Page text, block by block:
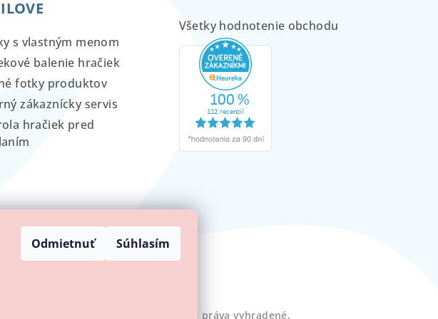
Odmietnuť Súhlasím
s vlastným menom
balenie hračiek
fotky produktov
zákaznícky servis
hračiek pred
Všetky hodnotenie obchodu
. Všetky práva vyhradené.